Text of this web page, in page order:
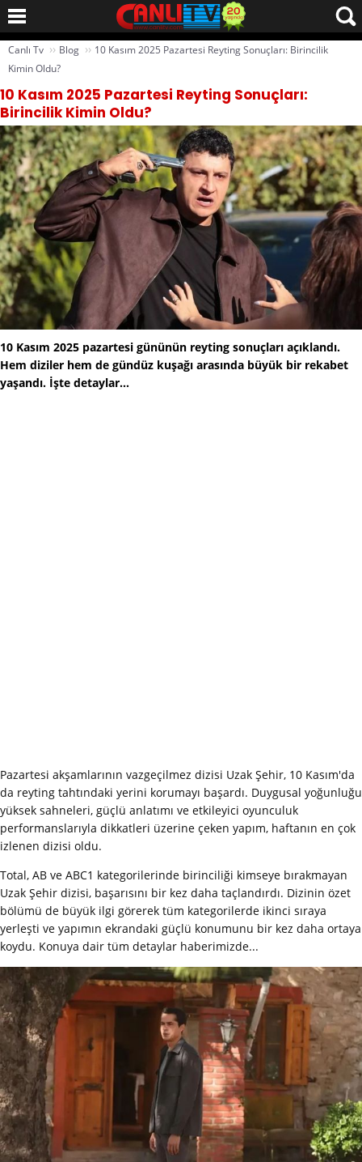
Canlı Tv ›› Blog ›› 10 Kasım 2025 Pazartesi Reyting Sonuçları: Birincilik
Kimin Oldu?
10 Kasım 2025 Pazartesi Reyting Sonuçları:
Birincilik Kimin Oldu?
10 Kasım 2025 pazartesi gününün reyting sonuçları açıklandı.
Hem diziler hem de gündüz kuşağı arasında büyük bir rekabet
yaşandı. İşte detaylar...
Pazartesi akşamlarının vazgeçilmez dizisi Uzak Şehir, 10 Kasım'da
da reyting tahtındaki yerini korumayı başardı. Duygusal yoğunluğu
yüksek sahneleri, güçlü anlatımı ve etkileyici oyunculuk
performanslarıyla dikkatleri üzerine çeken yapım, haftanın en çok
izlenen dizisi oldu.
Total, AB ve ABC1 kategorilerinde birinciliği kimseye bırakmayan
Uzak Şehir dizisi, başarısını bir kez daha taçlandırdı. Dizinin özet
bölümü de büyük ilgi görerek tüm kategorilerde ikinci sıraya
yerleşti ve yapımın ekrandaki güçlü konumunu bir kez daha ortaya
koydu. Konuya dair tüm detaylar haberimizde...